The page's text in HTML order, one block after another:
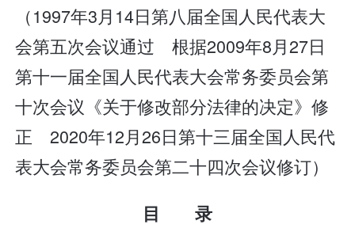
（1997年3月14日第八届全国人民代表大
会第五次会议通过 根据2009年8月27日
第十一届全国人民代表大会常务委员会第
十次会议《关于修改部分法律的决定》修
正 2020年12月26日第十三届全国人民代
表大会常务委员会第二十四次会议修订）
目 录